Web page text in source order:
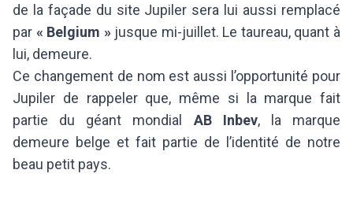
de la façade du site Jupiler sera lui aussi remplacé
par « Belgium » jusque mi-juillet. Le taureau, quant à
lui, demeure.
Ce changement de nom est aussi l’opportunité pour
Jupiler de rappeler que, même si la marque fait
partie du géant mondial AB Inbev, la marque
demeure belge et fait partie de l’identité de notre
beau petit pays.